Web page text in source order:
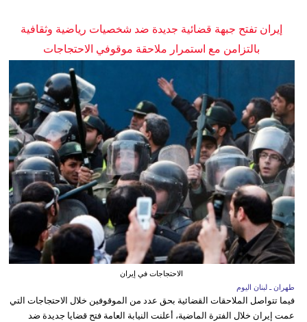
إيران تفتح جبهة قضائية جديدة ضد شخصيات رياضية وثقافية
بالتزامن مع استمرار ملاحقة موقوفي الاحتجاجات
الاحتجاجات في إيران
طهران ـ لبنان اليوم
فيما تتواصل الملاحقات القضائية بحق عدد من الموقوفين خلال الاحتجاجات التي
عمت إيران خلال الفترة الماضية، أعلنت النيابة العامة فتح قضايا جديدة ضد